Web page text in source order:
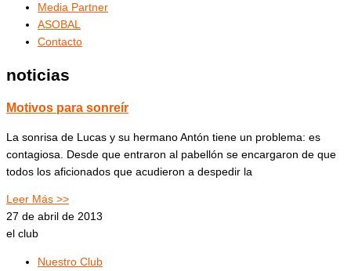
Media Partner
ASOBAL
Contacto
noticias
Motivos para sonreír
La sonrisa de Lucas y su hermano Antón tiene un problema: es
contagiosa. Desde que entraron al pabellón se encargaron de que
todos los aficionados que acudieron a despedir la
Leer Más >>
27 de abril de 2013
el club
Nuestro Club